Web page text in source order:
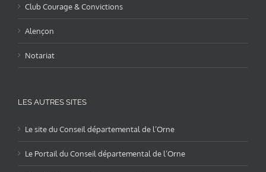
Club Courage & Convictions
Alençon
Notariat
LES AUTRES SITES
Le site du Conseil départemental de l’Orne
Le Portail du Conseil départemental de l’Orne